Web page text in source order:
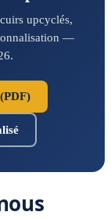
upcyclés,
—